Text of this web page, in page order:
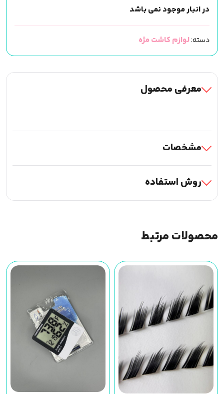
در انبار موجود نمی باشد
دسته:لوازم کاشت مژه
معرفی محصول
مشخصات
روش استفاده
محصولات مرتبط